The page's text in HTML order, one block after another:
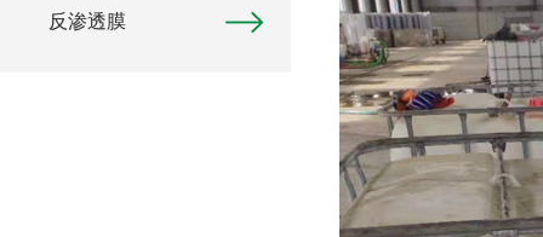
反渗透膜